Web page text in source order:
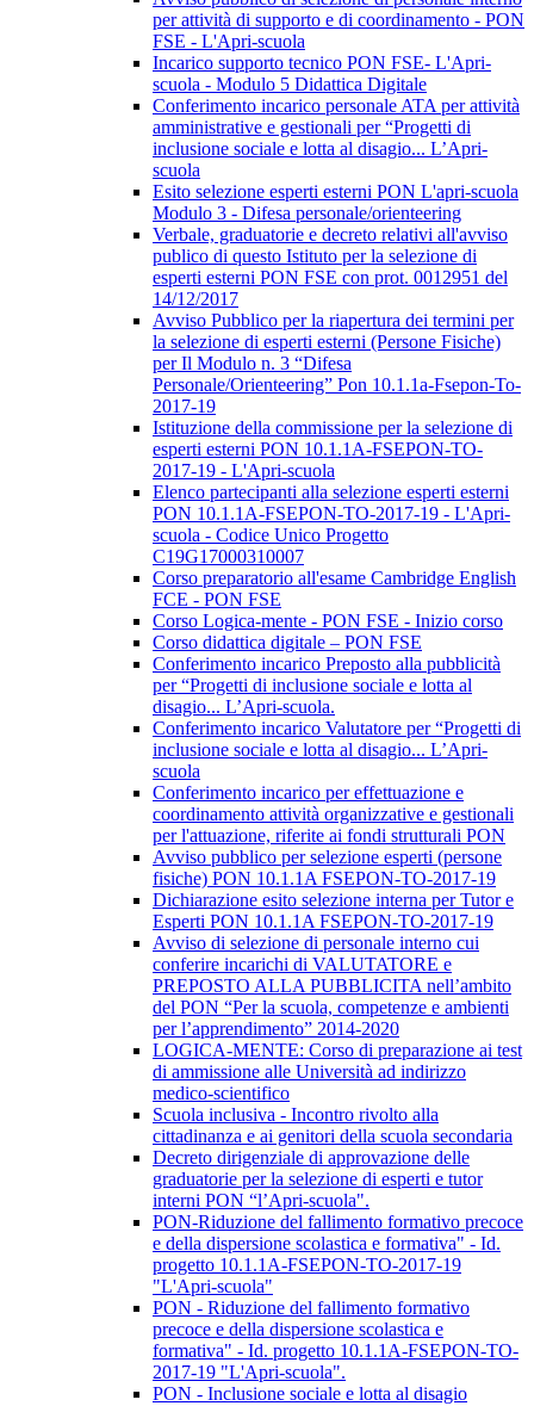
per attività di supporto e di coordinamento - PON
FSE - L'Apri-scuola
Incarico supporto tecnico PON FSE- L'Apri-
scuola - Modulo 5 Didattica Digitale
Conferimento incarico personale ATA per attività
amministrative e gestionali per “Progetti di
inclusione sociale e lotta al disagio... L’Apri-
scuola
Esito selezione esperti esterni PON L'apri-scuola
Modulo 3 - Difesa personale/orienteering
Verbale, graduatorie e decreto relativi all'avviso
publico di questo Istituto per la selezione di
esperti esterni PON FSE con prot. 0012951 del
14/12/2017
Avviso Pubblico per la riapertura dei termini per
la selezione di esperti esterni (Persone Fisiche)
per Il Modulo n. 3 “Difesa
Personale/Orienteering” Pon 10.1.1a-Fsepon-To-
2017-19
Istituzione della commissione per la selezione di
esperti esterni PON 10.1.1A-FSEPON-TO-
2017-19 - L'Apri-scuola
Elenco partecipanti alla selezione esperti esterni
PON 10.1.1A-FSEPON-TO-2017-19 - L'Apri-
scuola - Codice Unico Progetto
C19G17000310007
Corso preparatorio all'esame Cambridge English
FCE - PON FSE
Corso Logica-mente - PON FSE - Inizio corso
Corso didattica digitale – PON FSE
Conferimento incarico Preposto alla pubblicità
per “Progetti di inclusione sociale e lotta al
disagio... L’Apri-scuola.
Conferimento incarico Valutatore per “Progetti di
inclusione sociale e lotta al disagio... L’Apri-
scuola
Conferimento incarico per effettuazione e
coordinamento attività organizzative e gestionali
per l'attuazione, riferite ai fondi strutturali PON
Avviso pubblico per selezione esperti (persone
fisiche) PON 10.1.1A FSEPON-TO-2017-19
Dichiarazione esito selezione interna per Tutor e
Esperti PON 10.1.1A FSEPON-TO-2017-19
Avviso di selezione di personale interno cui
conferire incarichi di VALUTATORE e
PREPOSTO ALLA PUBBLICITA nell’ambito
del PON “Per la scuola, competenze e ambienti
per l’apprendimento” 2014-2020
LOGICA-MENTE: Corso di preparazione ai test
di ammissione alle Università ad indirizzo
medico-scientifico
Scuola inclusiva - Incontro rivolto alla
cittadinanza e ai genitori della scuola secondaria
Decreto dirigenziale di approvazione delle
graduatorie per la selezione di esperti e tutor
interni PON “l’Apri-scuola".
PON-Riduzione del fallimento formativo precoce
e della dispersione scolastica e formativa" - Id.
progetto 10.1.1A-FSEPON-TO-2017-19
"L'Apri-scuola"
PON - Riduzione del fallimento formativo
precoce e della dispersione scolastica e
formativa" - Id. progetto 10.1.1A-FSEPON-TO-
2017-19 "L'Apri-scuola".
PON - Inclusione sociale e lotta al disagio